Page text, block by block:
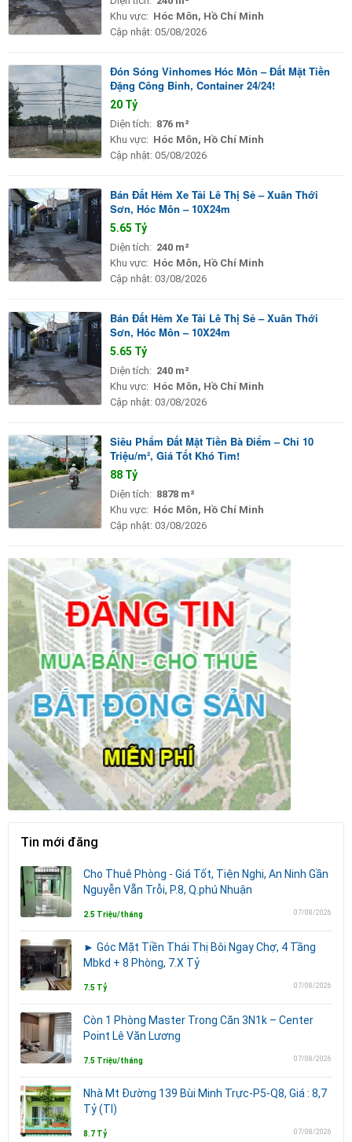
Khu vực: Hóc Môn, Hồ Chí Minh
Cập nhật: 05/08/2026
Đón Sóng Vinhomes Hóc Môn – Đất Mặt Tiền
Đặng Công Bỉnh, Container 24/24!
20 Tỷ
Diện tích: 876 m²
Khu vực: Hóc Môn, Hồ Chí Minh
Cập nhật: 05/08/2026
Bán Đất Hẻm Xe Tải Lê Thị Sẻ – Xuân Thới
Sơn, Hóc Môn – 10X24m
5.65 Tỷ
Diện tích: 240 m²
Khu vực: Hóc Môn, Hồ Chí Minh
Cập nhật: 03/08/2026
Bán Đất Hẻm Xe Tải Lê Thị Sẻ – Xuân Thới
Sơn, Hóc Môn – 10X24m
5.65 Tỷ
Diện tích: 240 m²
Khu vực: Hóc Môn, Hồ Chí Minh
Cập nhật: 03/08/2026
Siêu Phẩm Đất Mặt Tiền Bà Điểm – Chỉ 10
Triệu/m², Giá Tốt Khó Tìm!
88 Tỷ
Diện tích: 8878 m²
Khu vực: Hóc Môn, Hồ Chí Minh
Cập nhật: 03/08/2026
Tin mới đăng
Cho Thuê Phòng - Giá Tốt, Tiện Nghi, An Ninh Gần
Nguyễn Vẵn Trỗi, P.8, Q.phú Nhuận
2.5 Triệu/tháng 07/08/2026
► Góc Mặt Tiền Thái Thị Bôi Ngay Chợ, 4 Tầng
Mbkd + 8 Phòng, 7.X Tỷ
7.5 Tỷ 07/08/2026
Còn 1 Phòng Master Trong Căn 3N1k – Center
Point Lê Văn Lương
7.5 Triệu/tháng 07/08/2026
Nhà Mt Đường 139 Bùi Minh Trực-P5-Q8, Giá : 8,7
Tỷ (Tl)
8.7 Tỷ 07/08/2026